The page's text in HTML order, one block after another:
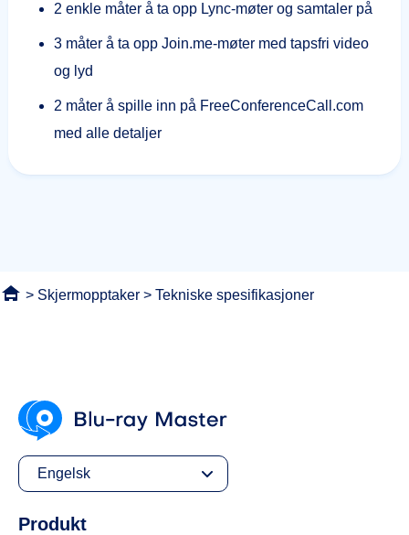
2 enkle måter å ta opp Lync-møter og samtaler på
3 måter å ta opp Join.me-møter med tapsfri video
og lyd
2 måter å spille inn på FreeConferenceCall.com
med alle detaljer
> Skjermopptaker > Tekniske spesifikasjoner
Engelsk
Produkt